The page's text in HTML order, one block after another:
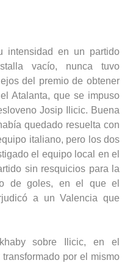
intensidad en un partido
vacío, nunca tuvo
del premio de obtener
Atalanta, que se impuso
Josip Ilicic. Buena
quedado resuelta con
italiano, pero los dos
el equipo local en el
sin resquicios para la
de goles, en el que el
a un Valencia que
sobre Ilicic, en el
por el mismo